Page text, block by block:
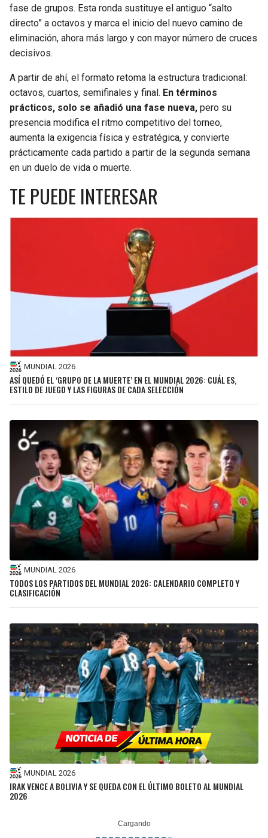
fase de grupos. Esta ronda sustituye el antiguo “salto
directo” a octavos y marca el inicio del nuevo camino de
eliminación, ahora más largo y con mayor número de cruces
decisivos.
A partir de ahí, el formato retoma la estructura tradicional:
octavos, cuartos, semifinales y final. En términos
prácticos, solo se añadió una fase nueva, pero su
presencia modifica el ritmo competitivo del torneo,
aumenta la exigencia física y estratégica, y convierte
prácticamente cada partido a partir de la segunda semana
en un duelo de vida o muerte.
TE PUEDE INTERESAR
MUNDIAL 2026
ASÍ QUEDÓ EL ‘GRUPO DE LA MUERTE’ EN EL MUNDIAL 2026: CUÁL ES,
ESTILO DE JUEGO Y LAS FIGURAS DE CADA SELECCIÓN
MUNDIAL 2026
TODOS LOS PARTIDOS DEL MUNDIAL 2026: CALENDARIO COMPLETO Y
CLASIFICACIÓN
MUNDIAL 2026
IRAK VENCE A BOLIVIA Y SE QUEDA CON EL ÚLTIMO BOLETO AL MUNDIAL
2026